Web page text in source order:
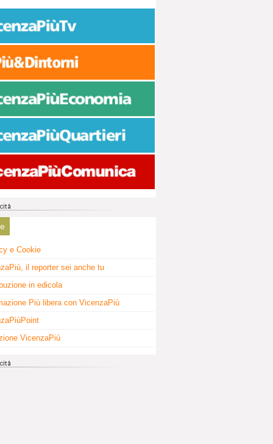
e Cookie
il reporter sei anche tu
in edicola
Più libera con VicenzaPiù
VicenzaPiù